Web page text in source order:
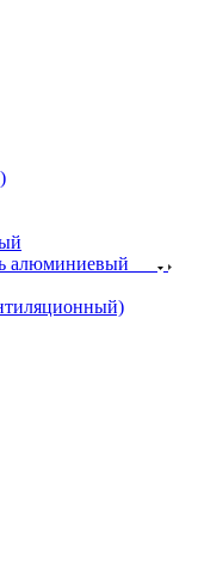
алюминиевый